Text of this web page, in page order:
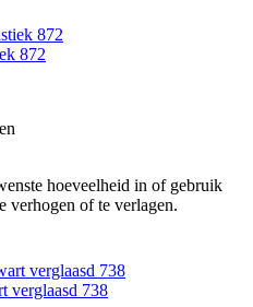
872
hoeveelheid in of gebruik
verhogen of te verlagen.
verglaasd 738